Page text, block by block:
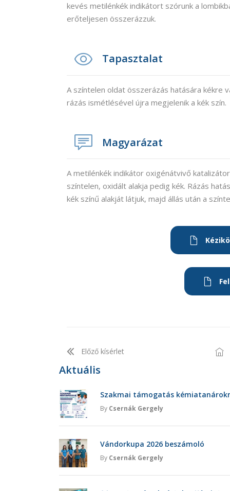
kevés metilénkék indikátort szórunk a
erőteljesen összerázzuk.
Tapasztalat
A színtelen oldat összerázás hatására kékre
rázás ismétlésével újra megjelenik a kék szín.
Magyarázat
A metilénkék indikátor oxigénátvivő
színtelen, oxidált alakja pedig kék. Rázás
kék színű alakját látjuk, majd állás után a
Előző kísérlet
Aktuális
Szakmai támogatás
By Csernák Gergely
Vándorkupa 2026 beszámoló
By Csernák Gergely